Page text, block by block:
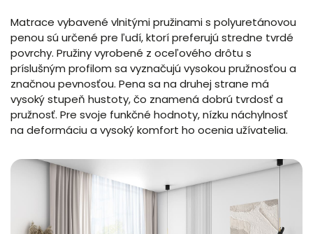
Matrace vybavené vlnitými pružinami s polyuretánovou
penou sú určené pre ľudí, ktorí preferujú stredne tvrdé
povrchy. Pružiny vyrobené z oceľového drôtu s
príslušným profilom sa vyznačujú vysokou pružnosťou a
značnou pevnosťou. Pena sa na druhej strane má
vysoký stupeň hustoty, čo znamená dobrú tvrdosť a
pružnosť. Pre svoje funkčné hodnoty, nízku náchylnosť
na deformáciu a vysoký komfort ho ocenia užívatelia.